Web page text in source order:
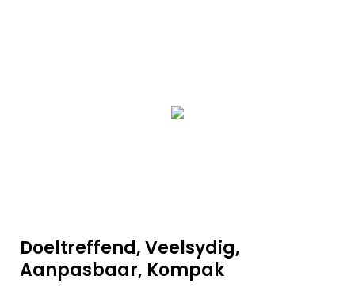
Doeltreffend, Veelsydig,
Aanpasbaar, Kompak